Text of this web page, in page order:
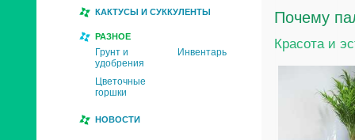
КАКТУСЫ И СУККУЛЕНТЫ
РАЗНОЕ
Грунт и
удобрения
Инвентарь
Цветочные
горшки
НОВОСТИ
Почему
Красота и